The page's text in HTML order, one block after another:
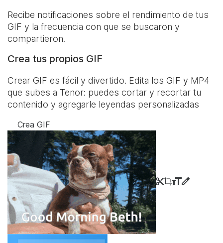
Recibe notificaciones sobre el rendimiento de tus
GIF y la frecuencia con que se buscaron y
compartieron.
Crea tus propios GIF
Crear GIF es fácil y divertido. Edita los GIF y MP4
que subes a Tenor: puedes cortar y recortar tu
contenido y agregarle leyendas personalizadas
Crea GIF